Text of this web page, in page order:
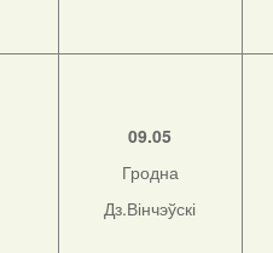
09.05
Гродна
Дз.Вінчэўскі